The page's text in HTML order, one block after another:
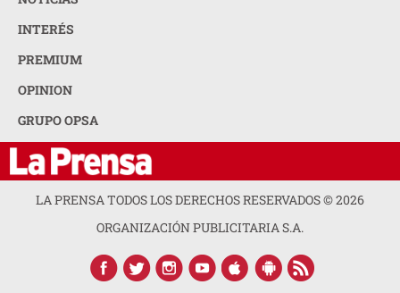
INTERÉS
PREMIUM
OPINION
GRUPO OPSA
LA PRENSA TODOS LOS DERECHOS RESERVADOS ©2026
ORGANIZACIÓN PUBLICITARIA S.A.